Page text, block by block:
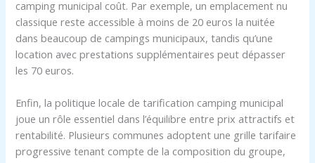
camping municipal coût. Par exemple, un emplacement nu
classique reste accessible à moins de 20 euros la nuitée
dans beaucoup de campings municipaux, tandis qu’une
location avec prestations supplémentaires peut dépasser
les 70 euros.
Enfin, la politique locale de tarification camping municipal
joue un rôle essentiel dans l’équilibre entre prix attractifs et
rentabilité. Plusieurs communes adoptent une grille tarifaire
progressive tenant compte de la composition du groupe,